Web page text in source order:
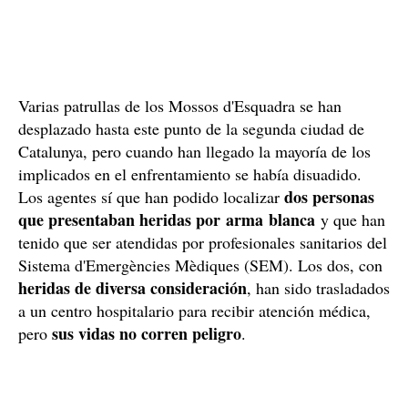
Varias patrullas de los Mossos d'Esquadra se han
desplazado hasta este punto de la segunda ciudad de
Catalunya, pero cuando han llegado la mayoría de los
implicados en el enfrentamiento se había disuadido.
Los agentes sí que han podido localizar dos personas
que presentaban heridas por arma blanca y que han
tenido que ser atendidas por profesionales sanitarios del
Sistema d'Emergències Mèdiques (SEM). Los dos, con
heridas de diversa consideración, han sido trasladados
a un centro hospitalario para recibir atención médica,
pero sus vidas no corren peligro.